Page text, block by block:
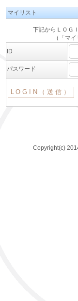
マイリスト
下記からＬＯＧ
（「マ
ID
パスワード
Copyright(c)